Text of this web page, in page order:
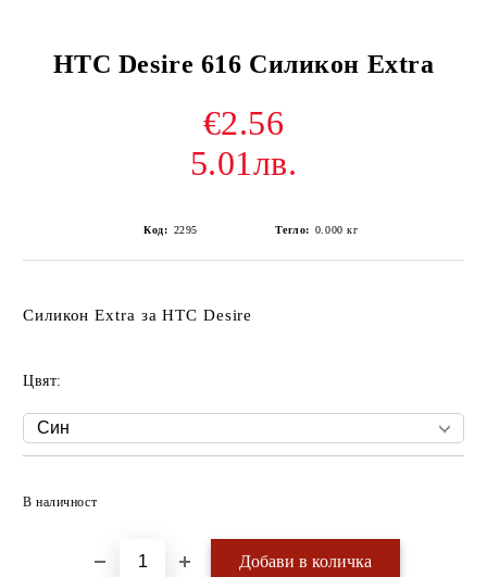
HTC Desire 616 Силикон Extra
€2.56
5.01лв.
Код: 2295 Тегло: 0.000 кг
Силикон Extra за HTC Desire
Цвят:
В наличност